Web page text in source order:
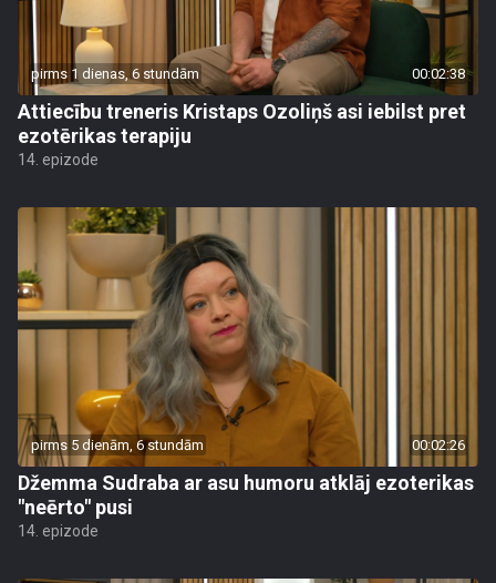
pirms 1 dienas, 6 stundām 00:02:38
Attiecību treneris Kristaps Ozoliņš asi iebilst pret
ezotērikas terapiju
14. epizode
pirms 5 dienām, 6 stundām 00:02:26
Džemma Sudraba ar asu humoru atklāj ezoterikas
"neērto" pusi
14. epizode